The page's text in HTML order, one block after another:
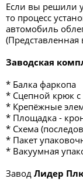
Если вы решили
то процесс
автомобиль
Заводская
* Балка фаркопа
* Сцепной крюк
* Крепёжные
* Площадка -
* Схема
* Пакет
* Вакуумная
Завод Лидер